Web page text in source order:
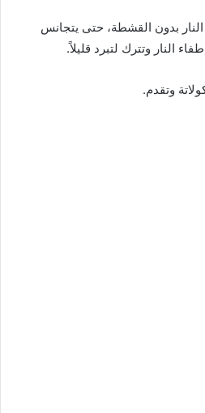
بدون القشطة، حتى يتجانس
النار وتترك لتبرد قليلاً.